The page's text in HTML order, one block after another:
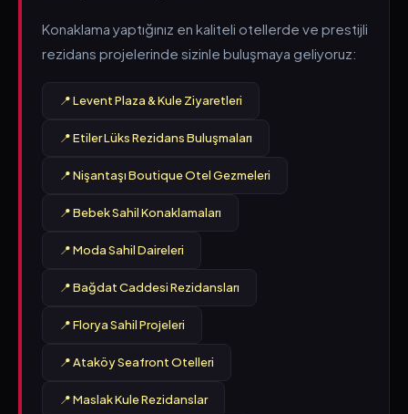
Konaklama yaptığınız en kaliteli otellerde ve prestijli
rezidans projelerinde sizinle buluşmaya geliyoruz:
📍 Levent Plaza & Kule Ziyaretleri
📍 Etiler Lüks Rezidans Buluşmaları
📍 Nişantaşı Boutique Otel Gezmeleri
📍 Bebek Sahil Konaklamaları
📍 Moda Sahil Daireleri
📍 Bağdat Caddesi Rezidansları
📍 Florya Sahil Projeleri
📍 Ataköy Seafront Otelleri
📍 Maslak Kule Rezidanslar